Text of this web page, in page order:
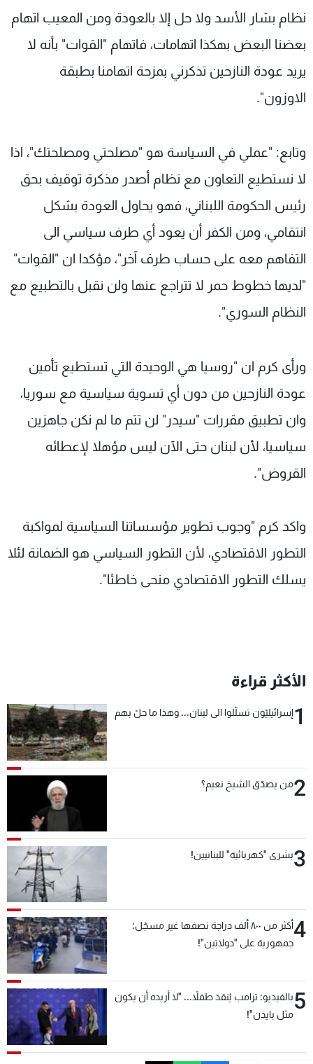
نظام بشار الأسد ولا حل إلا بالعودة ومن المعيب اتهام
بعضنا البعض بهكذا اتهامات، فاتهام "القوات" بأنه لا
يريد عودة النازحين تذكرني بمزحة اتهامنا بطبقة
الاوزون".
وتابع: "عملي في السياسة هو "مصلحتي ومصلحتك"، اذا
لا نستطيع التعاون مع نظام أصدر مذكرة توقيف بحق
رئيس الحكومة اللبناني، فهو يحاول العودة بشكل
انتقامي، ومن الكفر أن يعود أي طرف سياسي الى
التفاهم معه على حساب طرف آخر"، مؤكدا ان "القوات"
"لديها خطوط حمر لا تتراجع عنها ولن نقبل بالتطبيع مع
النظام السوري".
ورأى كرم ان "روسيا هي الوحيدة التي تستطيع تأمين
عودة النازحين من دون أي تسوية سياسية مع سوريا،
وان تطبيق مقررات "سيدر" لن تتم ما لم نكن جاهزين
سياسيا، لأن لبنان حتى الآن ليس مؤهلا لإعطائه
القروض".
واكد كرم "وجوب تطوير مؤسساتنا السياسية لمواكبة
التطور الاقتصادي، لأن التطور السياسي هو الضمانة لئلا
يسلك التطور الاقتصادي منحى خاطئا".
الأكثر قراءة
1إسرائيليّون تسلّلوا الى لبنان... وهذا ما حلّ بهم
2من يصدّق الشيخ نعيم؟
3بشرى "كهربائية" للبنانيين!
4
أكثر من ٨٠٠ ألف دراجة نصفها غير مسجّل:
جمهورية على "دولابَين"!
5بالفيديو: ترامب يُنقذ طفلاً... "لا أريده أن يكون
مثل بايدن"!